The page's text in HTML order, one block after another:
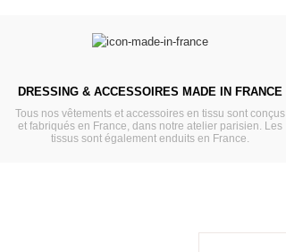
DRESSING & ACCESSOIRES MADE IN FRANCE
Tous nos vêtements et accessoires en tissu sont conçus
et fabriqués en France, dans notre atelier parisien. Les
tissus sont également enduits en France.